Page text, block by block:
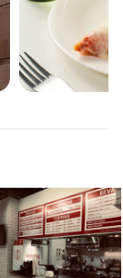
長期勤務歓迎